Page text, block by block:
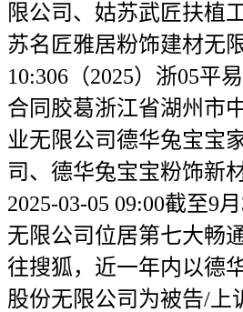
限公司、姑苏武匠扶植
苏名匠雅居粉饰建材无
10:306（2025）浙05平
合同胶葛浙江省湖州市
业无限公司德华兔宝宝
司、德华兔宝宝粉饰新
2025-03-05 09:00截至9
无限公司位居第七大畅
往搜狐，近一年内以德
股份无限公司为被告/上